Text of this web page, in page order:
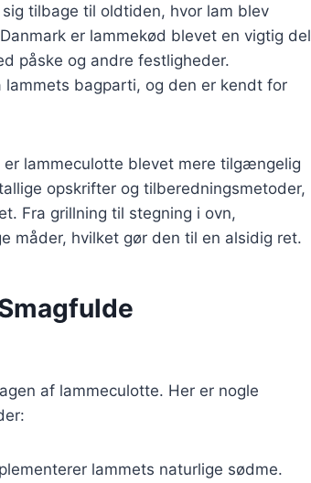
tilbage til oldtiden, hvor lam blev
er lammekød blevet en vigtig del
påske og andre festligheder.
bagparti, og den er kendt for
lammeculotte blevet mere tilgængelig
opskrifter og tilberedningsmetoder,
Fra grillning til stegning i ovn,
måder, hvilket gør den til en alsidig ret.
af lammeculotte. Her er nogle
lammets naturlige sødme.